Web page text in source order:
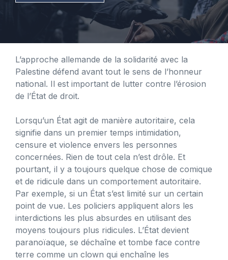
L’approche allemande de la solidarité avec la
Palestine défend avant tout le sens de l’honneur
national. Il est important de lutter contre l’érosion
de l’État de droit.
Lorsqu’un État agit de manière autoritaire, cela
signifie dans un premier temps intimidation,
censure et violence envers les personnes
concernées. Rien de tout cela n’est drôle. Et
pourtant, il y a toujours quelque chose de comique
et de ridicule dans un comportement autoritaire.
Par exemple, si un État s’est limité sur un certain
point de vue. Les policiers appliquent alors les
interdictions les plus absurdes en utilisant des
moyens toujours plus ridicules. L’État devient
paranoïaque, se déchaîne et tombe face contre
terre comme un clown qui enchaîne les